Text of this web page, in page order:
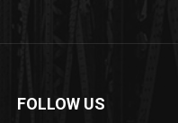
FOLLOW US